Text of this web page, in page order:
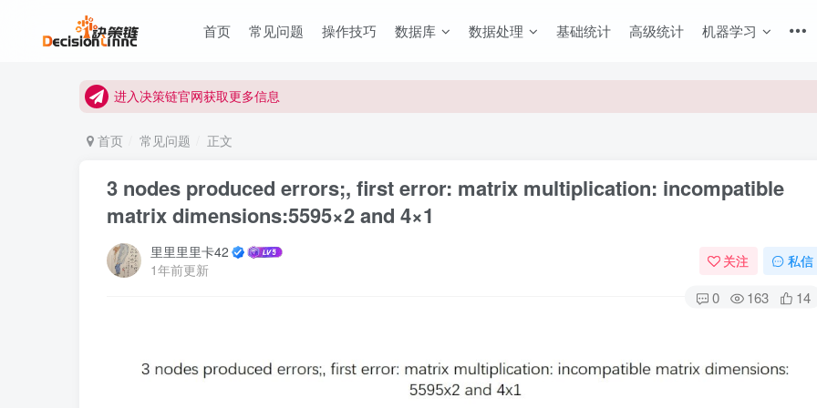
首页 常见问题 操作技巧 数据库 数据处理 基础统计 高级统计 机器学习
进入决策链Wiki获取官方使用指南
进入决策链官网获取更多信息
关注Bilibili官方视频号获取更多教程
首页 常见问题 正文
3 nodes produced errors;, first error: matrix multiplication: incompatible
matrix dimensions:5595×2 and 4×1
里里里里卡42
1年前更新
关注 私信
0 163 14